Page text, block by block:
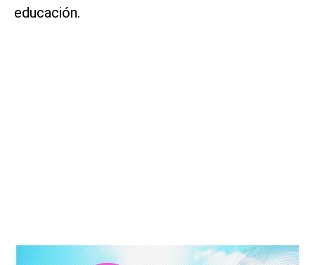
educación.